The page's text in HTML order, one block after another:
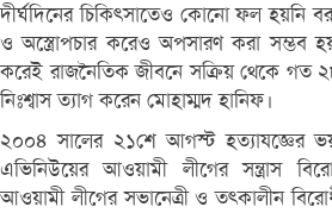
দীর্ঘদিনের চিকিৎসাতেও কোনো ফল হয়নি
ও অস্ত্রোপচার করেও অপসারণ করা সম্ভব
করেই রাজনৈতিক জীবনে সক্রিয় থেকে গত
নিঃশ্বাস ত্যাগ করেন মোহাম্মদ হানিফ।
২০০৪ সালের ২১শে আগস্ট হত্যাযজ্ঞের
এভিনিউয়ের আওয়ামী লীগের সন্ত্রাস
আওয়ামী লীগের সভানেত্রী ও তৎকালীন